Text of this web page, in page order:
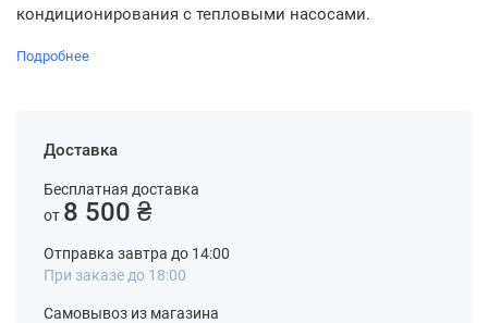
кондиционирования с тепловыми насосами.
Подробнее
Доставка
Бесплатная доставка
от 8 500 ₴
Отправка завтра до 14:00
При заказе до 18:00
Самовывоз из магазина